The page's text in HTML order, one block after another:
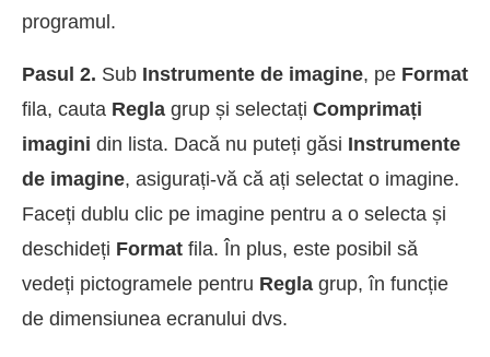
programul.
Pasul 2. Sub Instrumente de imagine, pe Format
fila, cauta Regla grup și selectați Comprimați
imagini din lista. Dacă nu puteți găsi Instrumente
de imagine, asigurați-vă că ați selectat o imagine.
Faceți dublu clic pe imagine pentru a o selecta și
deschideți Format fila. În plus, este posibil să
vedeți pictogramele pentru Regla grup, în funcție
de dimensiunea ecranului dvs.